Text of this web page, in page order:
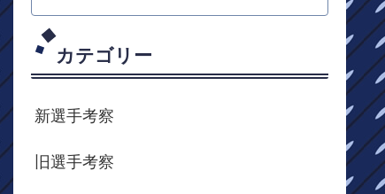
カテゴリー
新選手考察
旧選手考察